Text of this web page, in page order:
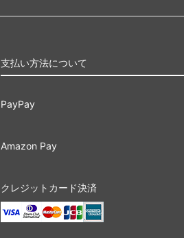
支払い方法について
PayPay
Amazon Pay
クレジットカード決済